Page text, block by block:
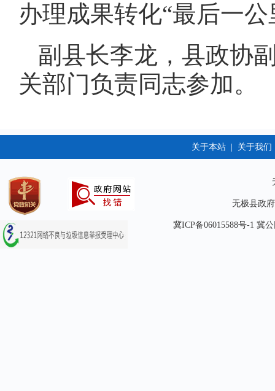
办理成果转化“最后一公
副县长李龙，县政协
关部门负责同志参加。